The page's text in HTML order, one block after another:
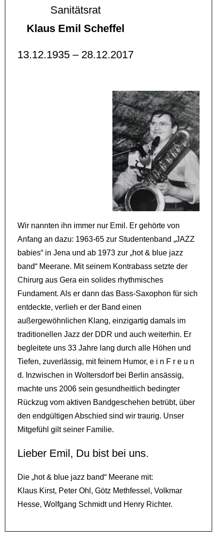
Sanitätsrat
Klaus Emil Scheffel
13.12.1935 – 28.12.2017
Wir nannten ihn immer nur Emil. Er gehörte von
Anfang an dazu: 1963-65 zur Studentenband „JAZZ
babies“ in Jena und ab 1973 zur „hot & blue jazz
band“ Meerane. Mit seinem Kontrabass setzte der
Chirurg aus Gera ein solides rhythmisches
Fundament. Als er dann das Bass-Saxophon für sich
entdeckte, verlieh er der Band einen
außergewöhnlichen Klang, einzigartig damals im
traditionellen Jazz der DDR und auch weiterhin. Er
begleitete uns 33 Jahre lang durch alle Höhen und
Tiefen, zuverlässig, mit feinem Humor, e i n F r e u n
d. Inzwischen in Woltersdorf bei Berlin ansässig,
machte uns 2006 sein gesundheitlich bedingter
Rückzug vom aktiven Bandgeschehen betrübt, über
den endgültigen Abschied sind wir traurig. Unser
Mitgefühl gilt seiner Familie.
Lieber Emil, Du bist bei uns.
Die „hot & blue jazz band“ Meerane mit:
Klaus Kirst, Peter Ohl, Götz Methfessel, Volkmar
Hesse, Wolfgang Schmidt und Henry Richter.